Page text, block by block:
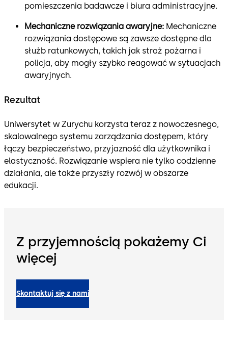
pomieszczenia badawcze i biura administracyjne.
Mechaniczne rozwiązania awaryjne: Mechaniczne
rozwiązania dostępowe są zawsze dostępne dla
służb ratunkowych, takich jak straż pożarna i
policja, aby mogły szybko reagować w sytuacjach
awaryjnych.
Rezultat
Uniwersytet w Zurychu korzysta teraz z nowoczesnego,
skalowalnego systemu zarządzania dostępem, który
łączy bezpieczeństwo, przyjazność dla użytkownika i
elastyczność. Rozwiązanie wspiera nie tylko codzienne
działania, ale także przyszły rozwój w obszarze
edukacji.
Z przyjemnością pokażemy Ci
więcej
Skontaktuj się z nami